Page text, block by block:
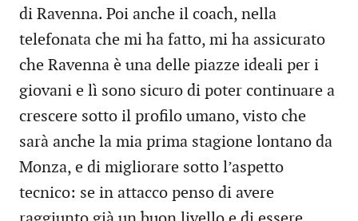
di Ravenna. Poi anche il coach, nella
telefonata che mi ha fatto, mi ha assicurato
che Ravenna è una delle piazze ideali per i
giovani e lì sono sicuro di poter continuare a
crescere sotto il profilo umano, visto che
sarà anche la mia prima stagione lontano da
Monza, e di migliorare sotto l’aspetto
tecnico: se in attacco penso di avere